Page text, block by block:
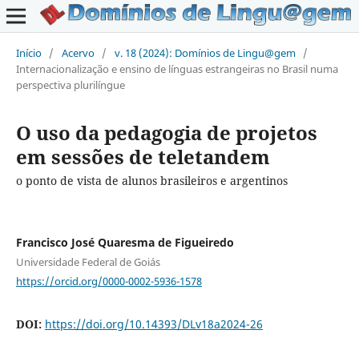
Início / Acervo / v. 18 (2024): Domínios de Lingu@gem /
Internacionalização e ensino de línguas estrangeiras no Brasil numa
perspectiva plurilíngue
O uso da pedagogia de projetos
em sessões de teletandem
o ponto de vista de alunos brasileiros e argentinos
Francisco José Quaresma de Figueiredo
Universidade Federal de Goiás
https://orcid.org/0000-0002-5936-1578
DOI: https://doi.org/10.14393/DLv18a2024-26